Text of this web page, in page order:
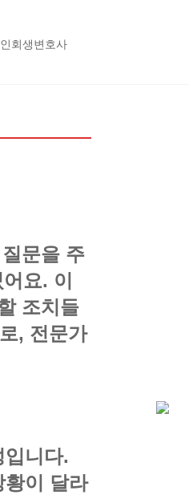
회생변호사
문을 주
요. 이
조치들
, 전문가
니다.
이 달라